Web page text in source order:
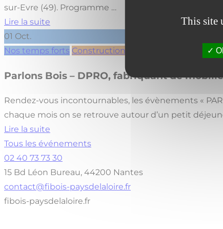
This site
sur-Evre (49). Programme …
Lire la suite
01 Oct.
Nos temps forts Construction
Parlons Bois – DPRO, fabriquant de
Rendez-vous incontournables, les évènements «
chaque mois on se retrouve autour d’un petit
Lire la suite
Tous les événements
02 40 73 73 30
15 Bd Léon Bureau, 44200 Nantes
contact@fibois-paysdelaloire.fr
fibois-paysdelaloire.fr